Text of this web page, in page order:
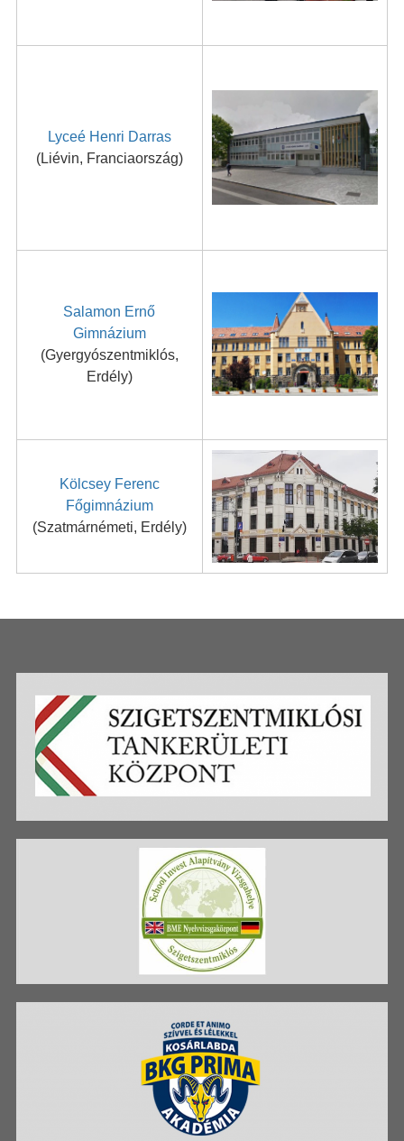
Lyceé Henri Darras
(Liévin, Franciaország)
Salamon Ernő
Gimnázium
(Gyergyószentmiklós,
Erdély)
Kölcsey Ferenc
Főgimnázium
(Szatmárnémeti, Erdély)